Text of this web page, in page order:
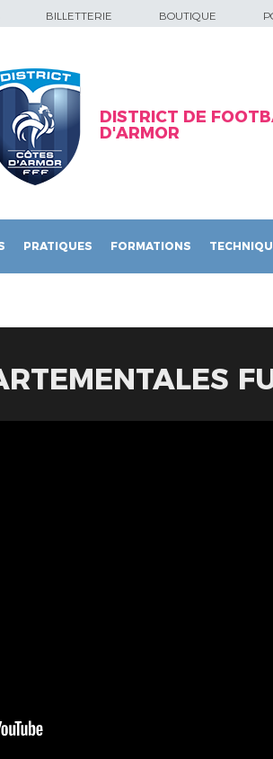
BILLETTERIE BOUTIQUE
DISTRICT DE
D'ARMOR
PRATIQUES FORMATIONS